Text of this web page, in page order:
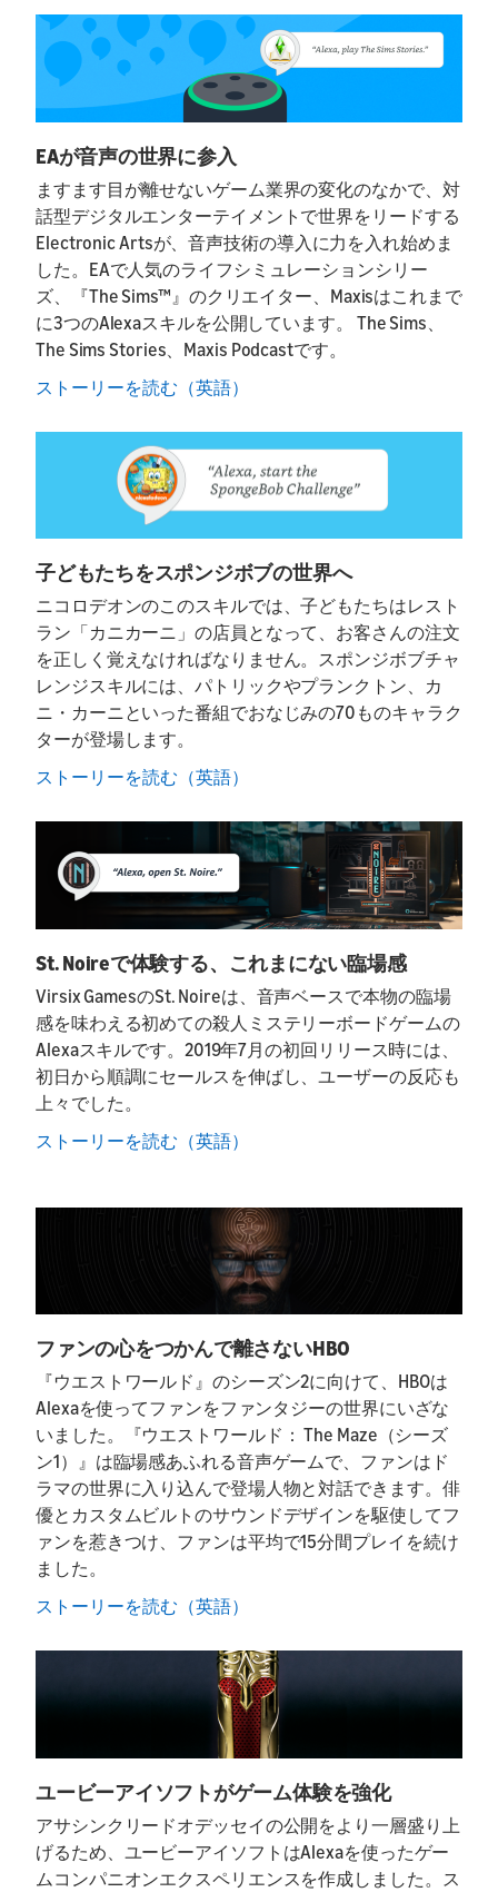
EAが音声の世界に参入
ますます目が離せないゲーム業界の変化のなかで、対
話型デジタルエンターテイメントで世界をリードする
Electronic Artsが、音声技術の導入に力を入れ始めま
した。EAで人気のライフシミュレーションシリー
ズ、『The Sims™』のクリエイター、Maxisはこれまで
に3つのAlexaスキルを公開しています。 The Sims、
The Sims Stories、Maxis Podcastです。
ストーリーを読む（英語）
子どもたちをスポンジボブの世界へ
ニコロデオンのこのスキルでは、子どもたちはレスト
ラン「カニカーニ」の店員となって、お客さんの注文
を正しく覚えなければなりません。スポンジボブチャ
レンジスキルには、パトリックやプランクトン、カ
ニ・カーニといった番組でおなじみの70ものキャラク
ターが登場します。
ストーリーを読む（英語）
St. Noireで体験する、これまにない臨場感
Virsix GamesのSt. Noireは、音声ベースで本物の臨場
感を味わえる初めての殺人ミステリーボードゲームの
Alexaスキルです。2019年7月の初回リリース時には、
初日から順調にセールスを伸ばし、ユーザーの反応も
上々でした。
ストーリーを読む（英語）
ファンの心をつかんで離さないHBO
『ウエストワールド』のシーズン2に向けて、HBOは
Alexaを使ってファンをファンタジーの世界にいざな
いました。『ウエストワールド： The Maze（シーズ
ン1）』は臨場感あふれる音声ゲームで、ファンはド
ラマの世界に入り込んで登場人物と対話できます。俳
優とカスタムビルトのサウンドデザインを駆使してフ
ァンを惹きつけ、ファンは平均で15分間プレイを続け
ました。
ストーリーを読む（英語）
ユービーアイソフトがゲーム体験を強化
アサシンクリードオデッセイの公開をより一層盛り上
げるため、ユービーアイソフトはAlexaを使ったゲー
ムコンパニオンエクスペリエンスを作成しました。ス